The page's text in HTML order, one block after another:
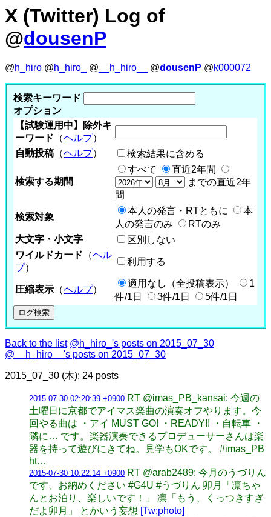
X (Twitter) Log of
@dousenP
@h_hiro @h_hiro_ @ __h_hiro__ @dousenP @k000072
検索キーワード
オプション
【試験運用中】除外キ
ーワード （ヘルプ）
自動投稿 （ヘルプ） 検索結果に含める
検索する期間
すべて
直近2年間
までの直近2年
間
検索対象
本人の発言・RTともに
本
人の発言のみ
RTのみ
大文字・小文字
区別しない
ワイルドカード （ヘル
プ）
利用する
圧縮表示 （ヘルプ）
適用なし（全投稿表示）
1
件/1日
3件/1日 5件/1日
Back to the list @h_hiro_'s posts on 2015_07_30
@__h_hiro__'s posts on 2015_07_30
2015_07_30 (木): 24 posts
2015-07-30 02:20:39 +0900 RT @imas_PB_kansai: 今週の
土曜日に京都でアイマス楽曲の演奏オフやります。今
回やる曲は ・アイ MUST GO! ・READY!! ・自転車 ・
隣に… です。楽器演奏できるプロデューサーさんは楽
器を持って遊びにきてね。見学もOKです。 #imas_PB
ht…
2015-07-30 10:22:14 +0900 RT @arab2489: 今月のうづりん
です、お納めください #G4U #うづりん 卯月「凛ちゃ
んとお泊り、楽しいです！」 凛「もう、くっつきすぎ
だよ卯月」 とかいう妄想 [Tw:photo]